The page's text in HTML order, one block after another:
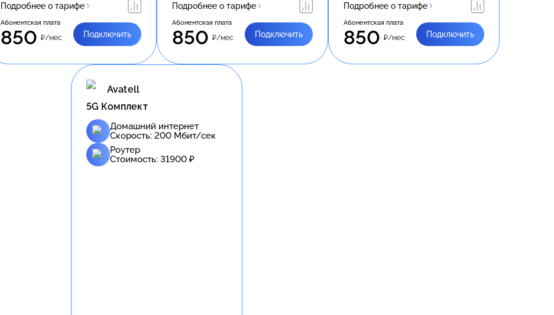
Подробнее о тарифе
Абонентская плата
850 ₽/мес Подключить
Подробнее о тарифе
Абонентская плата
850 ₽/мес Подключить
Подробнее о тарифе
Абонентская плата
850 ₽/мес Подключить
Avatell
5G Комплект
Домашний интернет
Скорость: 200 Мбит/сек
Роутер
Стоимость: 31900 ₽